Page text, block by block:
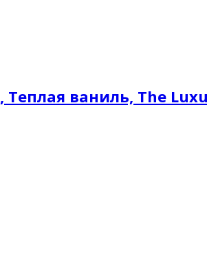
ваниль, The